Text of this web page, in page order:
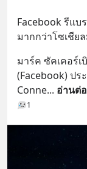
Facebook รีแ
มากกว่าโซเชียล
มาร์ค ซัคเคอร์
(Facebook) ปร
Conne... อ่านต่อ
1